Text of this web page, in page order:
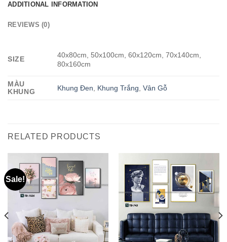
ADDITIONAL INFORMATION
REVIEWS (0)
SIZE
40x80cm, 50x100cm, 60x120cm, 70x140cm,
80x160cm
MÀU
KHUNG
Khung Đen, Khung Trắng,Vân Gỗ
RELATED PRODUCTS
Sale!